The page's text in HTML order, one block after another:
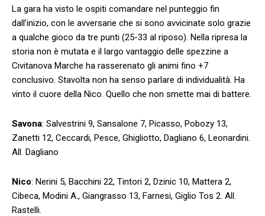
La gara ha visto le ospiti comandare nel punteggio fin
dall’inizio, con le avversarie che si sono avvicinate solo grazie
a qualche gioco da tre punti (25-33 al riposo). Nella ripresa la
storia non è mutata e il largo vantaggio delle spezzine a
Civitanova Marche ha rasserenato gli animi fino +7
conclusivo. Stavolta non ha senso parlare di individualità. Ha
vinto il cuore della Nico. Quello che non smette mai di battere.
Savona: Salvestrini 9, Sansalone 7, Picasso, Pobozy 13,
Zanetti 12, Ceccardi, Pesce, Ghigliotto, Dagliano 6, Leonardini.
All. Dagliano
Nico: Nerini 5, Bacchini 22, Tintori 2, Dzinic 10, Mattera 2,
Cibeca, Modini A., Giangrasso 13, Farnesi, Giglio Tos 2. All.
Rastelli.